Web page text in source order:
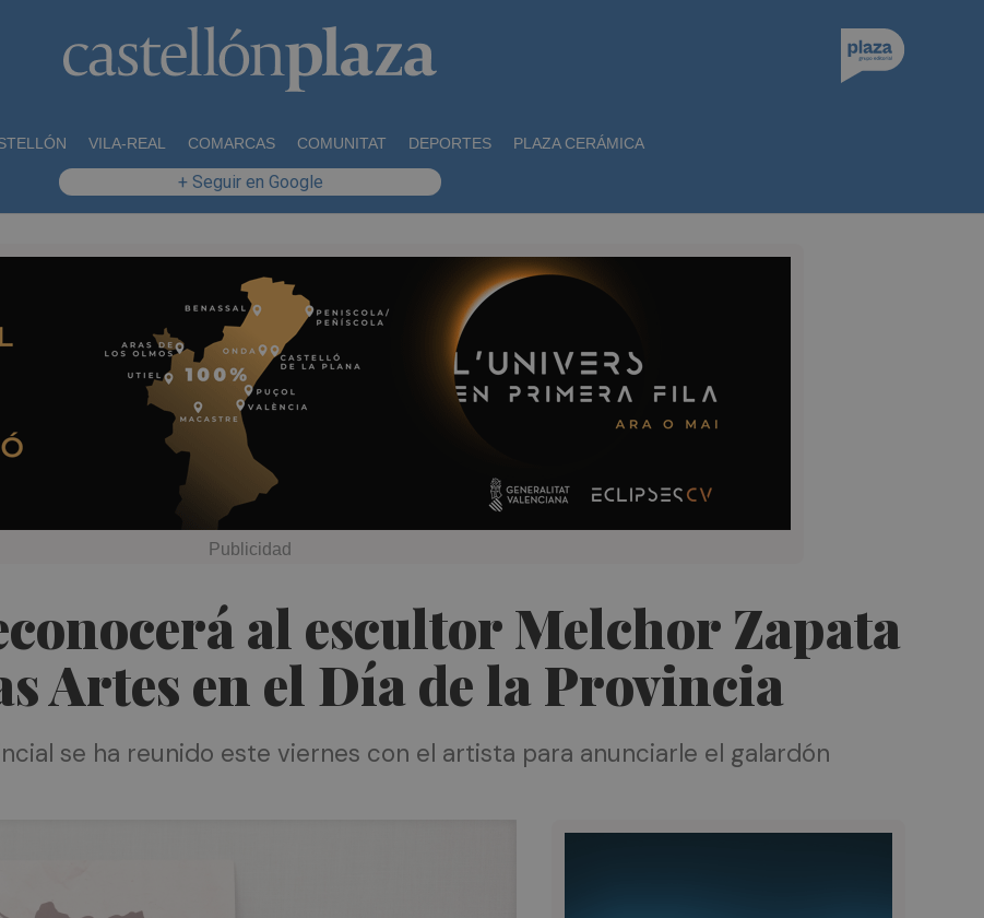
VILA-REAL COMARCAS COMUNITAT DEPORTES PLAZA CERÁMICA
+ Seguir en Google
al escultor Melchor Zapata
Artes en el Día de la Provincia
se ha reunido este viernes con el artista para anunciarle el galardón